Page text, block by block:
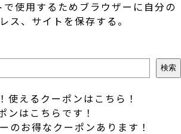
使用するためブラウザーに自分の
ス、サイトを保存する。
検索
使えるクーポンはこちら！
ンはこちらです！
のお得なクーポンあります！